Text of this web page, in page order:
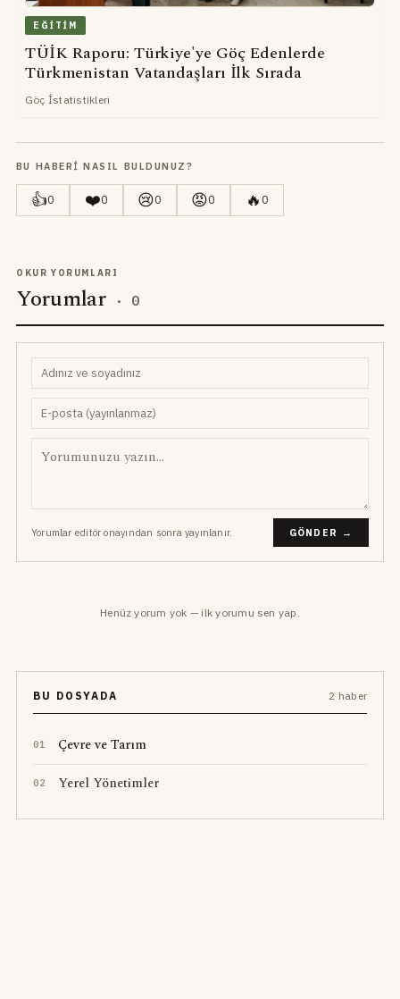
EĞITIM
TÜİK Raporu: Türkiye'ye Göç Edenlerde
Türkmenistan Vatandaşları İlk Sırada
Göç İstatistikleri
BU HABERI NASIL BULDUNUZ?
👍0 ❤️0 😢0 😡0 🔥0
OKUR YORUMLARI
Yorumlar · 0
Yorumlar editör onayından sonra yayınlanır. GÖNDER →
Henüz yorum yok — ilk yorumu sen yap.
BU DOSYADA 2 haber
01 Çevre ve Tarım
02 Yerel Yönetimler